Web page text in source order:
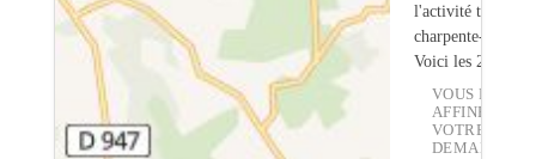
l'activité
charpente-bois.
Voici les 20
VOUS
AFFINER
VOTRE
DEMANDE :